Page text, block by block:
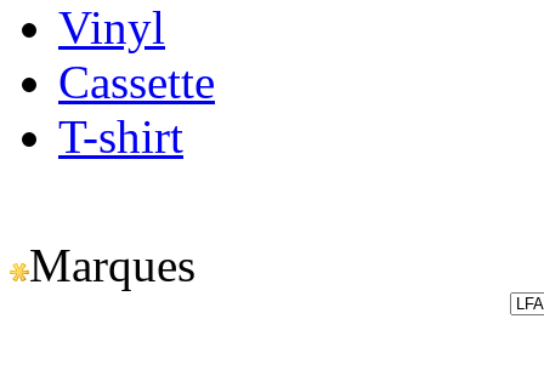
Vinyl
Cassette
T-shirt
Marques